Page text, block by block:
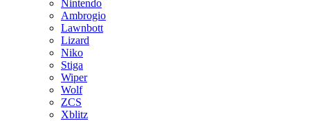
Nintendo
Ambrogio
Lawnbott
Lizard
Niko
Stiga
Wiper
Wolf
ZCS
Xblitz